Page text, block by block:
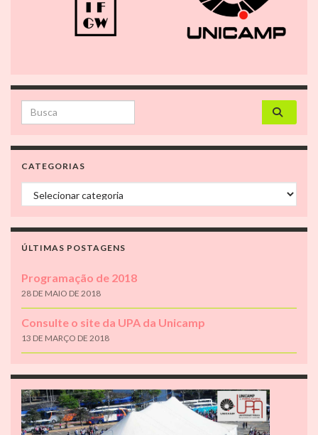
Search for:
CATEGORIAS
Categorias
ÚLTIMAS POSTAGENS
Programação de 2018
28 DE MAIO DE 2018
Consulte o site da UPA da Unicamp
13 DE MARÇO DE 2018